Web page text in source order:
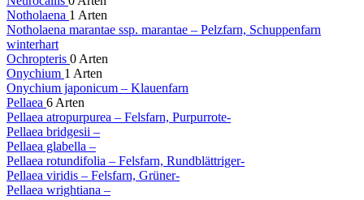
Notholaena 1 Arten
Notholaena marantae ssp. marantae – Pelzfarn, Schuppenfarn
winterhart
Ochropteris 0 Arten
Onychium 1 Arten
Onychium japonicum – Klauenfarn
Pellaea 6 Arten
Pellaea atropurpurea – Felsfarn, Purpurrote-
Pellaea bridgesii –
Pellaea glabella –
Pellaea rotundifolia – Felsfarn, Rundblättriger-
Pellaea viridis – Felsfarn, Grüner-
Pellaea wrightiana –